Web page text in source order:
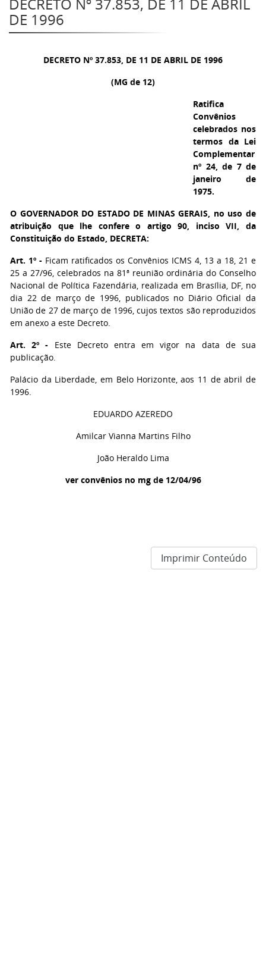
DE 1996
DECRETO Nº 37.853, DE 11 DE ABRIL DE 1996
(MG de 12)
Ratifica
Convênios
celebrados nos
termos da Lei
Complementar
nº 24, de 7 de
janeiro de
1975.
O GOVERNADOR DO ESTADO DE MINAS GERAIS, no uso de
atribuição que lhe confere o artigo 90, inciso VII, da
Constituição do Estado, DECRETA:
Art. 1º - Ficam ratificados os Convênios ICMS 4, 13 a 18, 21 e
25 a 27/96, celebrados na 81ª reunião ordinária do Conselho
Nacional de Política Fazendária, realizada em Brasília, DF, no
dia 22 de março de 1996, publicados no Diário Oficial da
União de 27 de março de 1996, cujos textos são reproduzidos
em anexo a este Decreto.
Art. 2º - Este Decreto entra em vigor na data de sua
publicação.
Palácio da Liberdade, em Belo Horizonte, aos 11 de abril de
1996.
EDUARDO AZEREDO
Amilcar Vianna Martins Filho
João Heraldo Lima
ver convênios no mg de 12/04/96
Imprimir Conteúdo